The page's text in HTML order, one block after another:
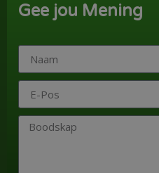
Gee jou Mening